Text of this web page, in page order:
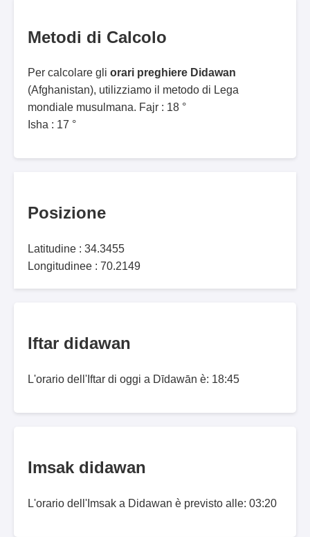
Metodi di Calcolo
Per calcolare gli orari preghiere Didawan
(Afghanistan), utilizziamo il metodo di Lega
mondiale musulmana. Fajr : 18 °
Isha : 17 °
Posizione
Latitudine : 34.3455
Longitudinee : 70.2149
Iftar didawan
L'orario dell'Iftar di oggi a Dīdawān è: 18:45
Imsak didawan
L'orario dell'Imsak a Didawan è previsto alle: 03:20